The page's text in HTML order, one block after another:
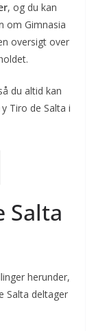
, og du kan
om Gimnasia
oversigt over
du altid kan
Tiro de Salta i
Salta
herunder,
Salta deltager